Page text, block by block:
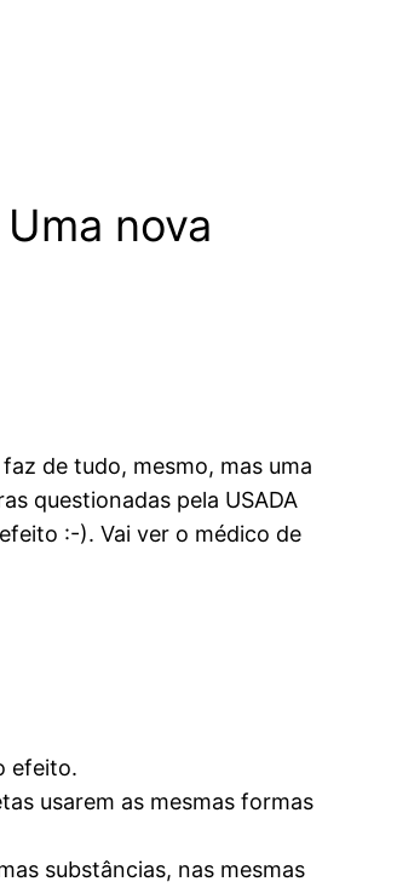
nova
de tudo, mesmo, mas uma
questionadas pela USADA
:-). Vai ver o médico de
efeito.
usarem as mesmas formas
substâncias, nas mesmas